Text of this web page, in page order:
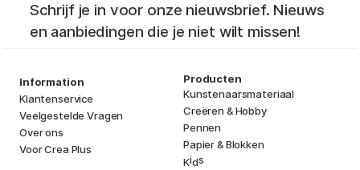
Schrijf je in voor onze nieuwsbrief. Nieuws
en aanbiedingen die je niet wilt missen!
Information
Klantenservice
Veelgestelde Vragen
Over ons
Voor Crea Plus
Producten
Kunstenaarsmateriaal
Creëren & Hobby
Pennen
Papier & Blokken
Kids